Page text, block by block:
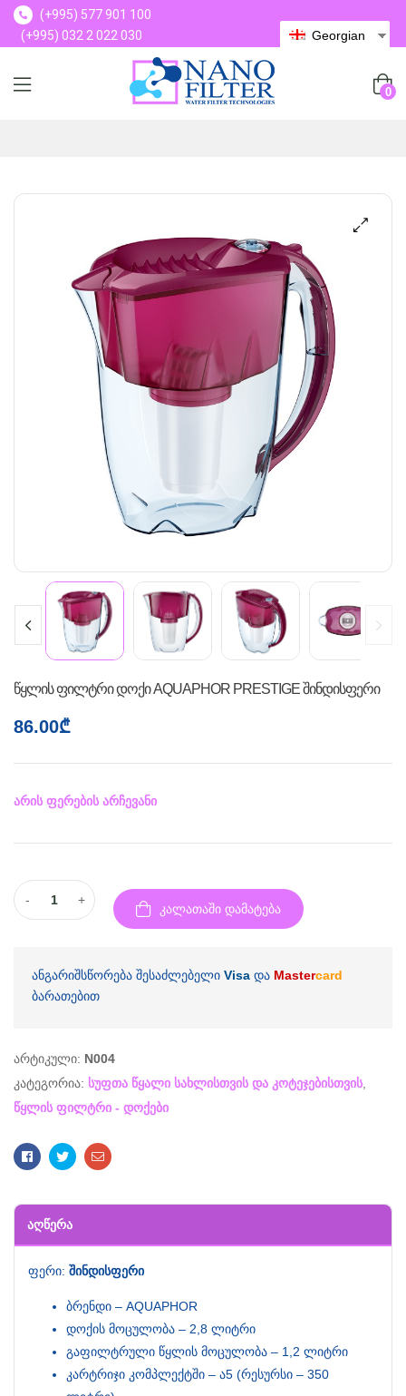
(+995) 577 901 100
(+995) 032 2 022 030
Georgian
0
წყლის ფილტრი დოქი AQUAPHOR PRESTIGE შინდისფერი
86.00₾
არის ფერების არჩევანი
- +
კალათაში დამატება
ანგარიშსწორება შესაძლებელი Visa და Mastercard
ბარათებით
არტიკული: N004
კატეგორია: სუფთა წყალი სახლისთვის და კოტეჯებისთვის
წყლის ფილტრი - დოქები
FacebookTwitterEmail
ᲐᲦᲬᲔᲠᲐ
ფერი: შინდისფერი
ბრენდი – AQUAPHOR
დოქის მოცულობა – 2,8 ლიტრი
გაფილტრული წყლის მოცულობა – 1,2 ლიტრი
კარტრიჯი კომპლექტში – ა5 (რესურსი – 350